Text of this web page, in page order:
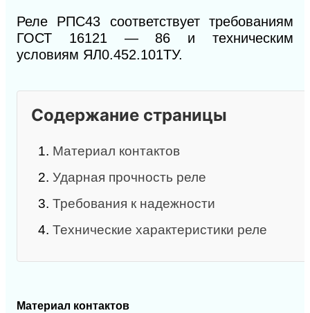
Реле РПС43 соответствует требованиям
ГОСТ 16121 — 86 и техническим
условиям ЯЛ0.452.101ТУ.
Содержание страницы
1. Материал контактов
2. Ударная прочность реле
3. Требования к надежности
4. Технические характеристики реле
Материал контактов